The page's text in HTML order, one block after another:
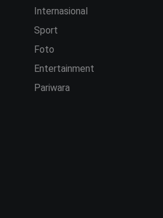
Internasional
Sport
Foto
Entertainment
Pariwara